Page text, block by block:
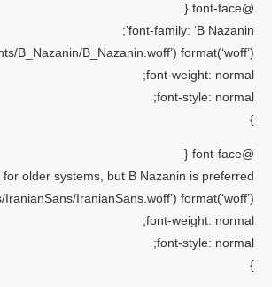
@font-face {
font-family: ‘B Nazanin’;
B_Nazanin.woff’) format(‘woff’);
font-weight: normal;
font-style: normal;
}
@font-face {
older systems, but B Nazanin is preferred */
IranianSans.woff’) format(‘woff’);
font-weight: normal;
font-style: normal;
}